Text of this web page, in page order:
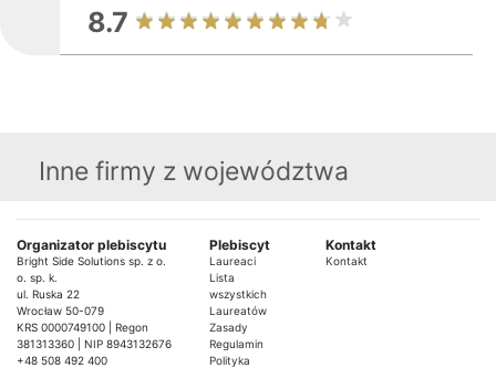
8.7
Inne firmy z województwa
Organizator plebiscytu
Bright Side Solutions sp. z o.
o. sp. k.
ul. Ruska 22
Wrocław 50-079
KRS 0000749100 | Regon
381313360 | NIP 8943132676
+48 508 492 400
Plebiscyt
Laureaci
Lista
wszystkich
Laureatów
Zasady
Regulamin
Polityka
Kontakt
Kontakt